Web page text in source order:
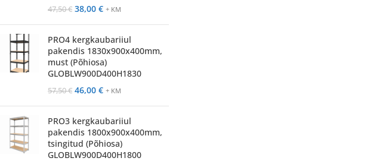
47,50€ 38,00 € + KM
PRO4 kergkaubariiul
pakendis 1830x900x400mm,
must (Põhiosa)
GLOBLW900D400H1830
57,50€ 46,00 € + KM
PRO3 kergkaubariiul
pakendis 1800x900x400mm,
tsingitud (Põhiosa)
GLOBLW900D400H1800